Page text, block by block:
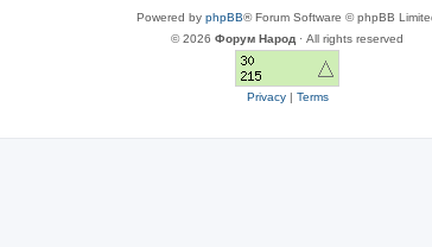
Powered by phpBB® Forum Software © phpBB
© 2026 Форум Народ · All rights reserved
Privacy| Terms